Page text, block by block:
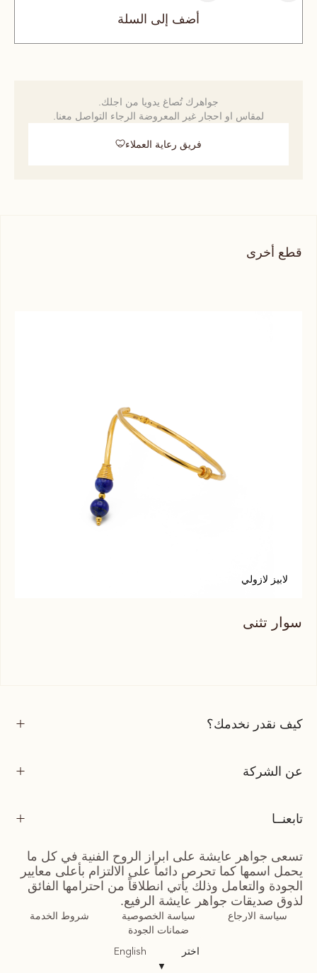
أضف إلى السلة
جواهرك تُصاغ يدويا من اجلك.
لمقاس او احجار غير المعروضة الرجاء التواصل معنا.
فريق رعاية العملاء
قطع أخرى
لابيز لازولي
سوار تثنى
كيف نقدر نخدمك؟
عن الشركة
تابعنــا
تسعى جواهر عايشة على ابراز الروح الفنية في كل ما
يحمل اسمها كما تحرص دائماً على الالتزام بأعلى معايير
الجودة والتعامل وذلك يأتي انطلاقاً من احترامها الفائق
لذوق صديقات جواهر عايشة الرفيع.
سياسة الارجاع سياسة الخصوصية
شروط الخدمة
ضمانات الجودة
اختر
▼
English